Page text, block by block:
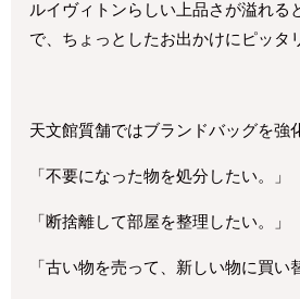
ルイヴィトンらしい上品さが溢れる
で、 ちょっとしたお出かけにピッタ
天文館質舗ではブランドバッグを強
「不要になった物を処分したい。」
「断捨離して部屋を整理したい。」
「古い物を売って、新しい物に買い